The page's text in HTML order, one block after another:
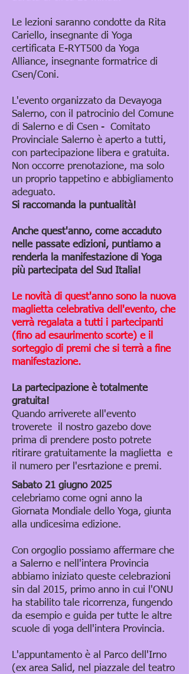
Le lezioni saranno condotte da Rita
Cariello, insegnante di Yoga
certificata E-RYT500 da Yoga
Alliance, insegnante formatrice di
Csen/Coni.
L'evento organizzato da Devayoga
Salerno, con il patrocinio del Comune
di Salerno e di Csen - Comitato
Provinciale Salerno è aperto a tutti,
con partecipazione libera e gratuita.
Non occorre prenotazione, ma solo
un proprio tappetino e abbigliamento
adeguato.
Si raccomanda la puntualità!
Anche quest'anno, come accaduto
nelle passate edizioni, puntiamo a
renderla la manifestazione di Yoga
più partecipata del Sud Italia!
Le novità di quest'anno sono la nuova
maglietta celebrativa dell'evento, che
verrà regalata a tutti i partecipanti
(fino ad esaurimento scorte) e il
sorteggio di premi che si terrà a fine
manifestazione.
La partecipazione è totalmente
gratuita!
Quando arriverete all'evento
troverete il nostro gazebo dove
prima di prendere posto potrete
ritirare gratuitamente la maglietta e
il numero per l'esrtazione e premi.
Sabato 21 giugno 2025
celebriamo come ogni anno la
Giornata Mondiale dello Yoga, giunta
alla undicesima edizione.
Con orgoglio possiamo affermare che
a Salerno e nell'intera Provincia
abbiamo iniziato queste celebrazioni
sin dal 2015, primo anno in cui l'ONU
ha stabilito tale ricorrenza, fungendo
da esempio e guida per tutte le altre
scuole di yoga dell'intera Provincia.
L'appuntamento è al Parco dell'Irno
(ex area Salid, nel piazzale del teatro